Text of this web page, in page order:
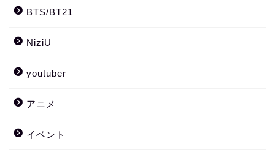
BTS/BT21
NiziU
youtuber
アニメ
イベント